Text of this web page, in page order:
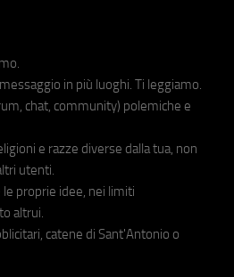
in più luoghi. Ti leggiamo.
chat, community) polemiche e
e razze diverse dalla tua, non
utenti.
proprie idee, nei limiti
altrui.
catene di Sant'Antonio o